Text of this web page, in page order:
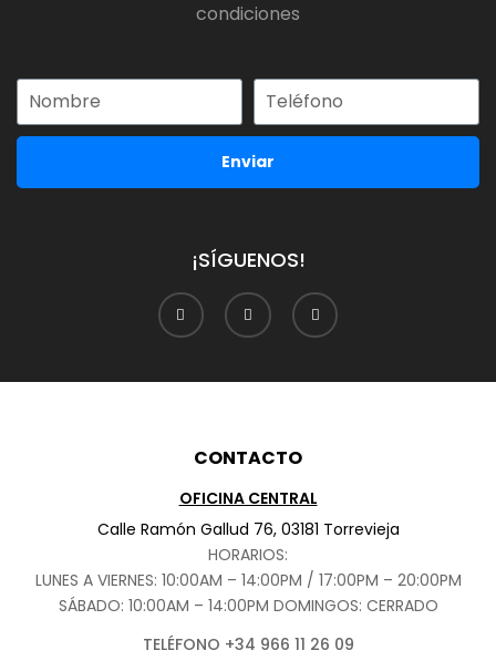
condiciones
Enviar
¡SÍGUENOS!
CONTACTO
OFICINA CENTRAL
Calle Ramón Gallud 76, 03181 Torrevieja
HORARIOS:
LUNES A VIERNES: 10:00AM – 14:00PM / 17:00PM – 20:00PM
SÁBADO: 10:00AM – 14:00PM DOMINGOS: CERRADO
TELÉFONO +34 966 11 26 09